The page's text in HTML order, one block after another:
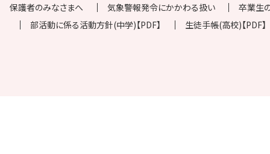
保護者のみなさまへ 気象警報発令にかかわる扱い
卒業生
部活動に係る活動方針(中学)【PDF】
生徒手帳(高校)【PDF】